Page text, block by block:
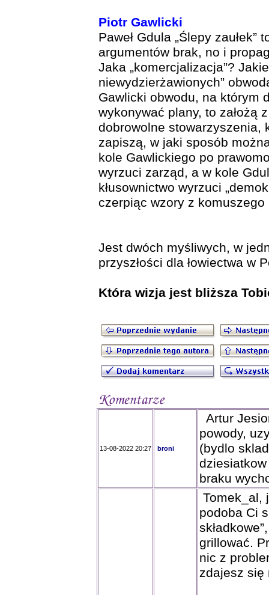
Piotr Gawlicki
Paweł Gdula „Ślepy
argumentów brak, no i
Jaka „komercjalizacja”?
niewydzierżawionych”
Gawlicki obwodu, na którym
wykonywać plany, to założą
dobrowolne stowarzyszenia,
zapiszą, w jaki sposób
kole Gawlickiego po
wyrzuci zarząd, a w kole
kłusownictwo wyrzuci
czerpiąc wzory z komuszego
Jest dwóch myśliwych, w
przyszłości dla łowiectwa w
Która wizja jest bliższa
13-08-2022 20:27 broni
Artur
powody,
(bydlo
braku
Tomek_al,
podoba Ci
grillować.
nic z
zdajesz się